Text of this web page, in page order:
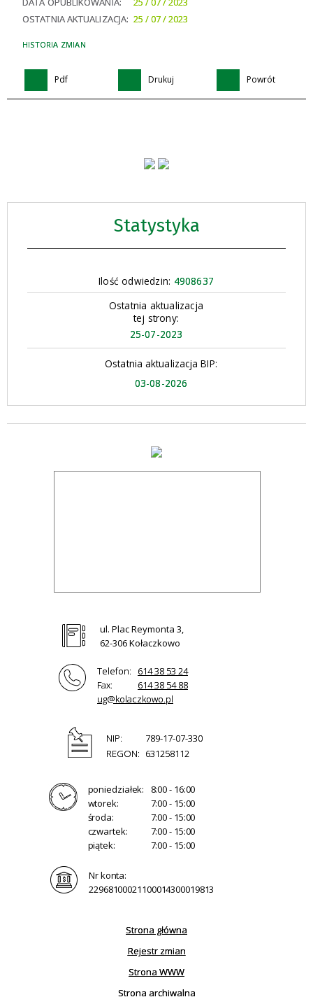
Statystyka
Ilość odwiedzin: 4908637
Ostatnia aktualizacja
tej strony:
25-07-2023
Ostatnia aktualizacja BIP:
03-08-2026
OSTATNIA AKTUALIZACJA: 25 / 07 / 2023
HISTORIA ZMIAN
Pdf Drukuj Powrót
ul. Plac Reymonta 3,
62-306 Kołaczkowo
Telefon:
614 38 53 24
Fax:
614 38 54 88
ug@kolaczkowo.pl
NIP:
789-17-07-330
REGON: 631258112
poniedziałek:
8:00 - 16:00
wtorek:
7:00 - 15:00
środa:
7:00 - 15:00
czwartek:
7:00 - 15:00
piątek:
7:00 - 15:00
Nr konta:
22968100021100014300019813
Strona główna
Rejestr zmian
Strona WWW
Strona archiwalna